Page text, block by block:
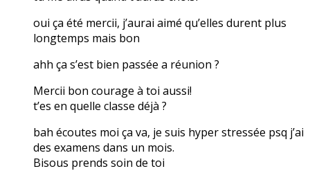
oui ça été mercii, j’aurai aimé qu’elles durent plus
longtemps mais bon
ahh ça s’est bien passée a réunion ?
Mercii bon courage à toi aussi!
t’es en quelle classe déjà ?
bah écoutes moi ça va, je suis hyper stressée psq j’ai
des examens dans un mois.
Bisous prends soin de toi